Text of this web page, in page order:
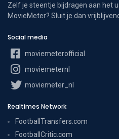
Zelf je steentje bijdragen aan het
MovieMeter? Sluit je dan
Social media
moviemeterofficial
moviemeternl
moviemeter_nl
Realtimes Network
FootballTransfers.com
FootballCritic.com